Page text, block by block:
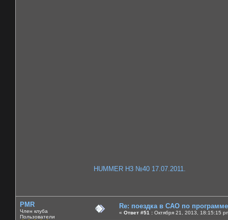
HUMMER H3 №40 17.07.2011.
PMR
Член клуба
Пользователи
Re: поездка в САО по
« Ответ #51 : Октября 21, 2013, 18:15:15